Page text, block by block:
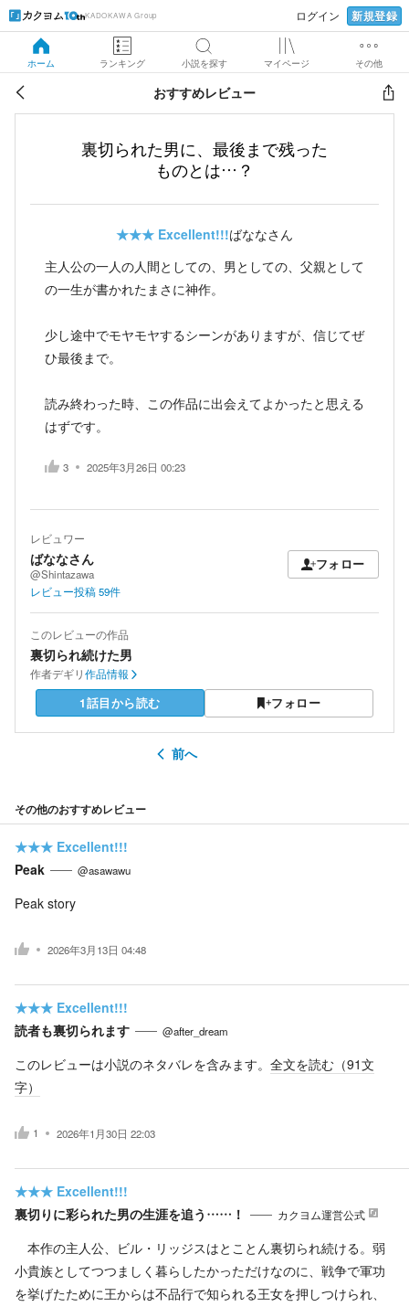
KADOKAWA Group ログイン 新規登録
ホーム ランキング 小説を探す マイページ その他
おすすめレビュー
裏切られた男に、最後まで残った
ものとは…？
★★★ Excellent!!!ばななさん
主人公の一人の人間としての、男としての、父親として
の一生が書かれたまさに神作。
少し途中でモヤモヤするシーンがありますが、信じてぜ
ひ最後まで。
読み終わった時、この作品に出会えてよかったと思える
はずです。
3 2025年3月26日 00:23
レビュワー
ばななさん
@Shintazawa
フォロー
レビュー投稿59件
このレビューの作品
裏切られ続けた男
作者デギリ作品情報
1話目から読む フォロー
前へ
その他のおすすめレビュー
★★★ Excellent!!!
Peak
@asawawu
Peak story
2026年3月13日 04:48
★★★ Excellent!!!
読者も裏切られます
@after_dream
このレビューは小説のネタバレを含みます。 全文を読む（91文
字）
1 2026年1月30日 22:03
★★★ Excellent!!!
裏切りに彩られた男の生涯を追う……！
カクヨム運営公式
本作の主人公、ビル・リッジスはとことん裏切られ続ける。弱
小貴族としてつつましく暮らしたかっただけなのに、戦争で軍功
を挙げたために王からは不品行で知られる王女を押しつけられ、